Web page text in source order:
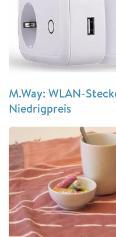
M.Way: WLAN-
Niedrigpreis